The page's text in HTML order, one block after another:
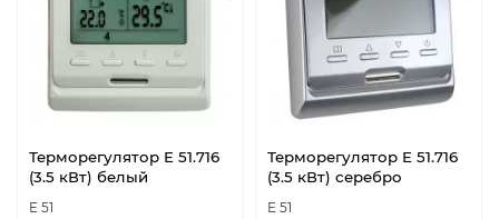
Терморегулятор E 51.716
(3.5 кВт) белый
E 51
Терморегулятор E 51.716
(3.5 кВт) серебро
E 51